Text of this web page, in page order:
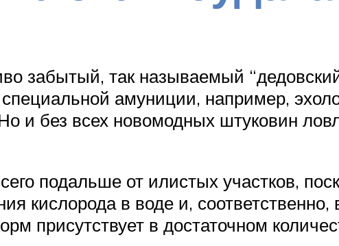
забытый, так называемый
амуниции, например,
и без всех новомодных штуковин
подальше от илистых участков,
кислорода в воде и,
присутствует в достаточном